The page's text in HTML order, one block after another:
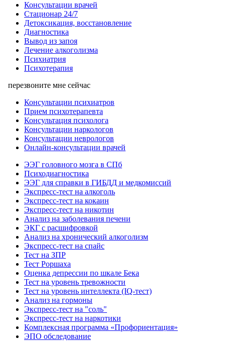
Консультации врачей
Стационар 24/7
Детоксикация, восстановление
Диагностика
Вывод из запоя
Лечение алкоголизма
Психиатрия
Психотерапия
перезвоните мне сейчас
Консультации психиатров
Прием психотерапевта
Консультация психолога
Консультации наркологов
Консультации неврологов
Онлайн-консультации врачей
ЭЭГ головного мозга в СПб
Психодиагностика
ЭЭГ для справки в ГИБДД и медкомиссий
Экспресс-тест на алкоголь
Экспресс-тест на кокаин
Экспресс-тест на никотин
Анализ на заболевания печени
ЭКГ с расшифровкой
Анализ на хронический алкоголизм
Экспресс-тест на спайс
Тест на ЗПР
Тест Роршаха
Оценка депрессии по шкале Бека
Тест на уровень тревожности
Тест на уровень интеллекта (IQ-тест)
Анализ на гормоны
Экспресс-тест на "соль"
Экспресс-тест на наркотики
Комплексная программа «Профориентация»
ЭПО обследование